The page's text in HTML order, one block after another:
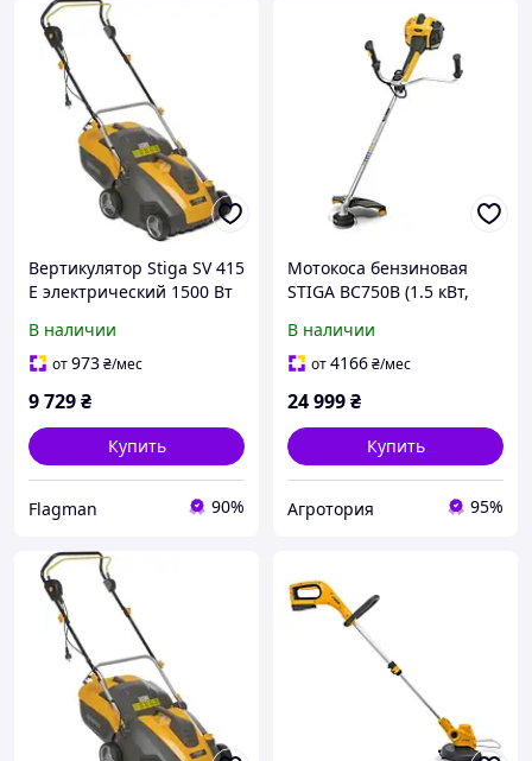
Вертикулятор Stiga SV 415
E электрический 1500 Вт
В наличии
от973₴/мес
9 729₴
Купить
Flagman 90%
Мотокоса бензиновая
STIGA BC750B (1.5 кВт,
В наличии
от4166₴/мес
24 999₴
Купить
Агротория 95%